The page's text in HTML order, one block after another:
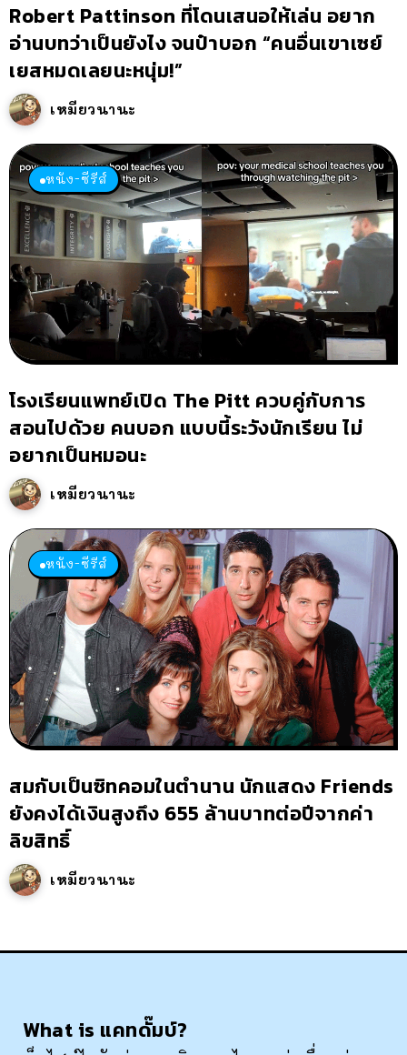
Robert Pattinson ที่โดนเสนอให้เล่น อยาก
อ่านบทว่าเป็นยังไง จนป๋าบอก “คนอื่นเขาเซย์
เยสหมดเลยนะหนุ่ม!”
เหมียวนานะ
หนัง-ซีรีส์
โรงเรียนแพทย์เปิด The Pitt ควบคู่กับการ
สอนไปด้วย คนบอก แบบนี้ระวังนักเรียน ไม่
อยากเป็นหมอนะ
เหมียวนานะ
หนัง-ซีรีส์
สมกับเป็นซิทคอมในตำนาน นักแสดง Friends
ยังคงได้เงินสูงถึง 655 ล้านบาทต่อปีจากค่า
ลิขสิทธิ์
เหมียวนานะ
What is แคทดั๊มบ์?